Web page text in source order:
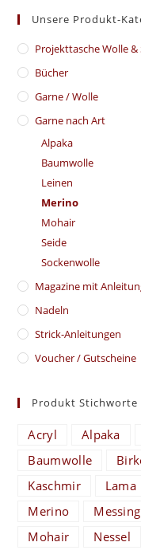
Unsere Produkt-
​Projekttasche Wolle &
Bücher
Garne / Wolle
Garne nach Art
Alpaka
Baumwolle
Leinen
Merino
Mohair
Seide
Sockenwolle
Magazine mit
Nadeln
Strick-Anleitungen
Voucher / Gutscheine
Produkt Stichworte
Acryl Alpaka
Baumwolle
Kaschmir
Lama
Merino
Messing
Mohair
Nessel